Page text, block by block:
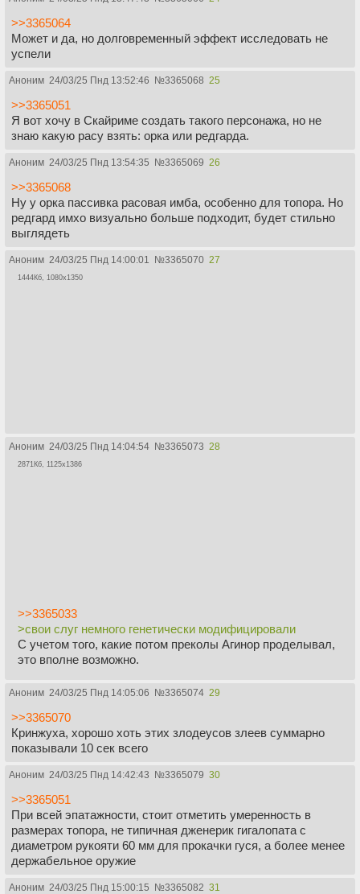
>>3365064
Может и да, но долговременный эффект исследовать не
успели
Аноним 24/03/25 Пнд 13:52:46 №3365068 25
>>3365051
Я вот хочу в Скайриме создать такого персонажа, но не
знаю какую расу взять: орка или редгарда.
Аноним 24/03/25 Пнд 13:54:35 №3365069 26
>>3365068
Ну у орка пассивка расовая имба, особенно для топора. Но
редгард имхо визуально больше подходит, будет стильно
выглядеть
Аноним 24/03/25 Пнд 14:00:01 №3365070 27
1444Кб, 1080x1350
Аноним 24/03/25 Пнд 14:04:54 №3365073 28
2871Кб, 1125x1386
>>3365033
>свои слуг немного генетически модифицировали
С учетом того, какие потом преколы Агинор проделывал,
это вполне возможно.
Аноним 24/03/25 Пнд 14:05:06 №3365074 29
>>3365070
Кринжуха, хорошо хоть этих злодеусов злеев суммарно
показывали 10 сек всего
Аноним 24/03/25 Пнд 14:42:43 №3365079 30
>>3365051
При всей эпатажности, стоит отметить умеренность в
размерах топора, не типичная дженерик гигалопата с
диаметром рукояти 60 мм для прокачки гуся, а более менее
держабельное оружие
Аноним 24/03/25 Пнд 15:00:15 №3365082 31